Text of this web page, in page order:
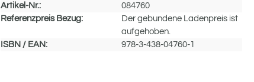
Artikel-Nr.:
084760
Referenzpreis Bezug:
Der gebundene Ladenpreis ist
aufgehoben.
ISBN / EAN:
978-3-438-04760-1